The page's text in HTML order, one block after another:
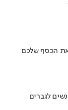
את הכסף שלכם
לגברים